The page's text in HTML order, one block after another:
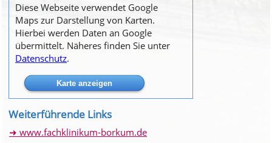
Diese Webseite verwendet Google
Maps zur Darstellung von Karten.
Hierbei werden Daten an Google
übermittelt. Näheres finden Sie unter
Datenschutz.
Weiterführende Links
www.fachklinikum-borkum.de